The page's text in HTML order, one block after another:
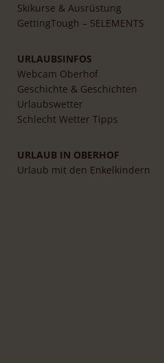
Skikurse & Ausrüstung
GettingTough – 5ELEMENTS
URLAUBSINFOS
Webcam Oberhof
Geschichte & Geschichten
Urlaubswetter
Schlecht Wetter Tipps
URLAUB IN OBERHOF
Urlaub mit den Enkelkindern